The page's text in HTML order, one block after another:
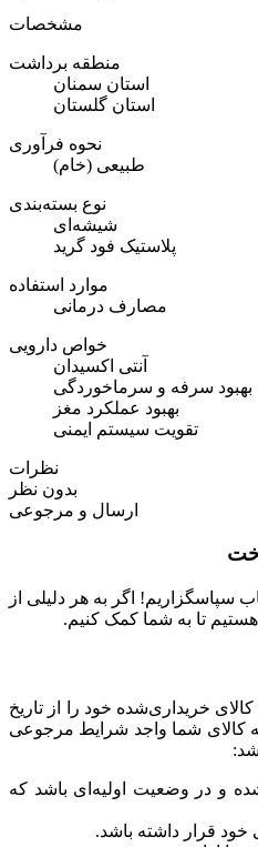
مشخصات
منطقه برداشت
استان سمنان
استان گلستان
نحوه فرآوری
طبیعی (خام)
نوع بسته‌بندی
شیشه‌ای
پلاستیک فود گرید
موارد استفاده
مصارف درمانی
خواص دارویی
آنتی اکسیدان
بهبود سرفه و سرماخوردگی
بهبود عملکرد مغز
تقویت سیستم ایمنی
نظرات
بدون نظر
ارسال و مرجوعی
سپاسگزاریم! اگر به هر دلیلی از
هستیم تا به شما کمک کنیم.
کالای خریداری‌شده خود را از تاریخ
کالای شما واجد شرایط مرجوعی
و در وضعیت اولیه‌ای باشد که
خود قرار داشته باشد.